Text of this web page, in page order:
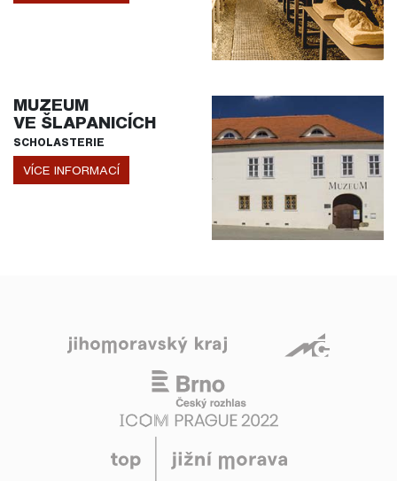
MUZEUM
VE ŠLAPANICÍCH
SCHOLASTERIE
VÍCE INFORMACÍ